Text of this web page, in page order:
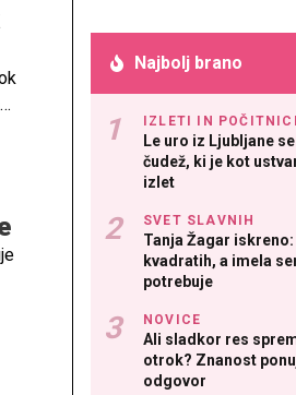
Najbolj brano
IZLETI IN
Le uro iz Ljubljane
čudež, ki je kot
izlet
SVET SLAVNIH
Tanja Žagar
kvadratih, a imela
potrebuje
NOVICE
Ali sladkor res
otrok? Znanost
odgovor